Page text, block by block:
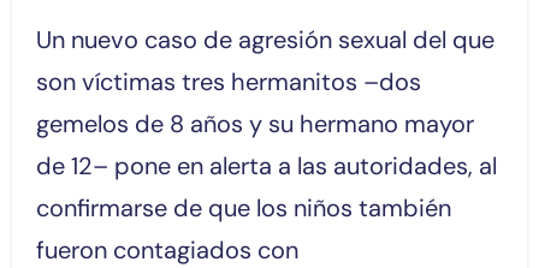
Un nuevo caso de agresión sexual del que
son víctimas tres hermanitos –dos
gemelos de 8 años y su hermano mayor
de 12– pone en alerta a las autoridades, al
confirmarse de que los niños también
fueron contagiados con